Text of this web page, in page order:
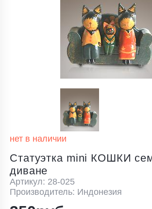
нет в наличии
Статуэтка mini КОШКИ
диване
Артикул: 28-025
Производитель: Индонезия